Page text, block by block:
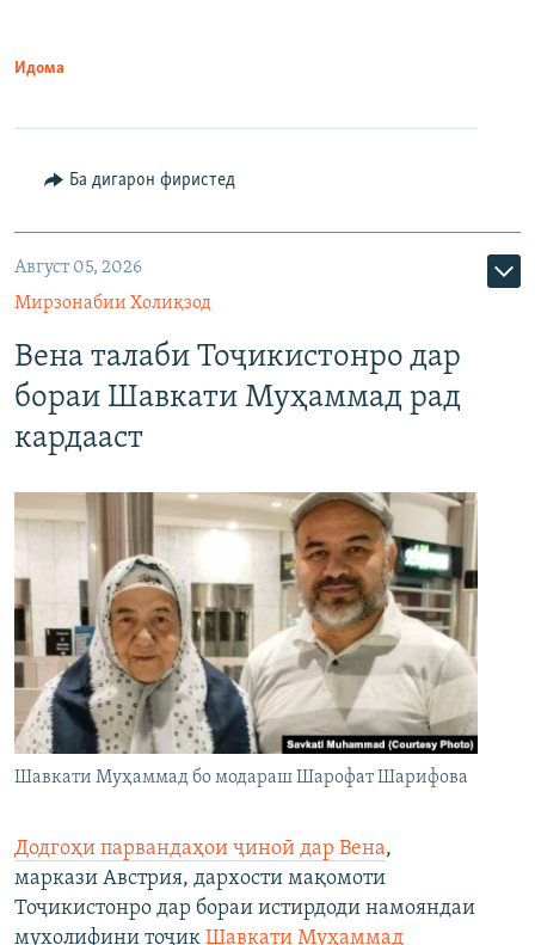
Идома
Ба дигарон фиристед
Август 05, 2026
Мирзонабии Холиқзод
Вена талаби Тоҷикистонро дар
бораи Шавкати Муҳаммад рад
кардааст
Шавкати Муҳаммад бо модараш Шарофат Шарифова
Додгоҳи парвандаҳои ҷиноӣ дар Вена,
маркази Австрия, дархости мақомоти
Тоҷикистонро дар бораи истирдоди намояндаи
мухолифини тоҷик Шавкати Муҳаммад